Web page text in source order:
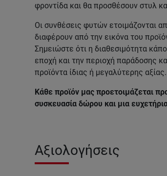
φροντίδα και θα προσθέσουν στυλ
Οι συνθέσεις φυτών ετοιμάζονται
διαφέρουν από την εικόνα του
Σημειώστε ότι η διαθεσιμότητα
εποχή και την περιοχή παράδοσης
προϊόντα ίδιας ή μεγαλύτερης αξίας.
Κάθε προϊόν μας προετοιμάζεται
συσκευασία δώρου και μια
Αξιολογήσεις